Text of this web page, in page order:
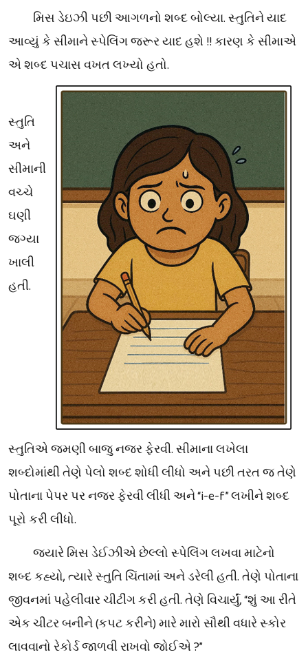
મિસ ડેઇઝી પછી આગળનો શબ્દ બોલ્યા. સ્તુતિને યાદ
આવ્યું કે સીમાને સ્પેલિંગ જરૂર યાદ હશે !! કારણ કે સીમાએ
એ શબ્દ પચાસ વખત લખ્યો હતો.
સ્તુતિ
અને
સીમાની
વચ્ચે
ઘણી
જગ્યા
ખાલી
હતી.
સ્તુતિએ જમણી બાજુ નજર ફેરવી. સીમાના લખેલા
શબ્દોમાંથી તેણે પેલો શબ્દ શોધી લીધો અને પછી તરત જ તેણે
પોતાના પેપર પર નજર ફેરવી લીધી અને “i-e-f”લખીને શબ્દ
પૂરો કરી લીધો.
જ્યારે મિસ ડેઈઝીએ છેલ્લો સ્પેલિંગ લખવા માટેનો
શબ્દ કહ્યો, ત્યારે સ્તુતિ ચિંતામાં અને ડરેલી હતી. તેણે પોતાના
જીવનમાં પહેલીવાર ચીટીંગ કરી હતી. તેણે વિચાર્યું,“શું આ રીતે
એક ચીટર બનીને(કપટ કરીને) મારે મારો સૌથી વધારે સ્કોર
લાવવાનો રેકોર્ડ જાળવી રાખવો જોઈએ?”